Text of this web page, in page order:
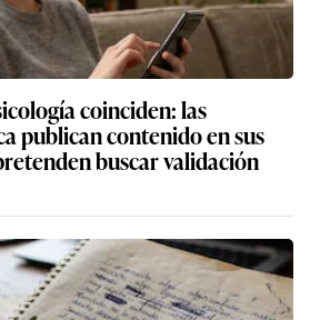
coinciden: las
publican contenido en sus
buscar validación